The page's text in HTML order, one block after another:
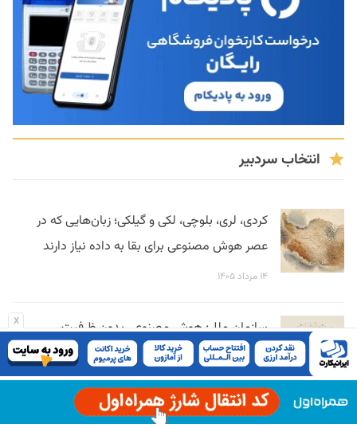
x
انتخاب سردبیر
کردی، لری، بلوچی، لکی و گیلکی؛ زبان‌هایی که در
عصر هوش مصنوعی برای بقا به داده نیاز دارند
۱۴ مرداد ۱۴۰۵
سازمان ملل: هوش مصنوعی بدون ظرفیت،
شکاف توسعه را عمیق‌تر می‌کند
۱۳ مرداد ۱۴۰۵